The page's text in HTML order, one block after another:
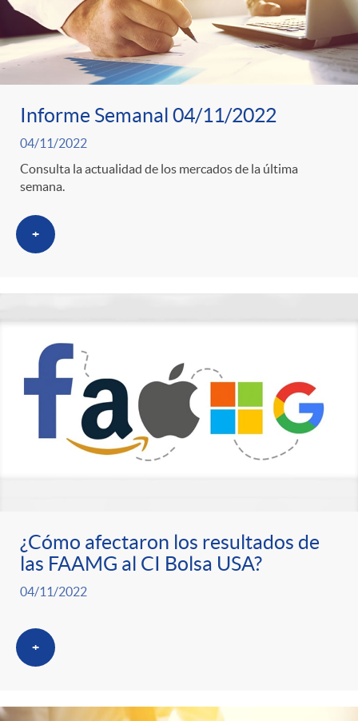
Informe Semanal 04/11/2022
04/11/2022
Consulta la actualidad de los mercados de la última
semana.
+
¿Cómo afectaron los resultados de
las FAAMG al CI Bolsa USA?
04/11/2022
+